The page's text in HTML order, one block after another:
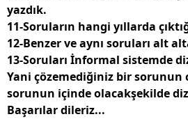
yazdık.
11-Soruların hangi yıllarda
12-Benzer ve aynı soruları alt
13-Soruları İnformal sistemde
Yani çözemediğiniz bir sorunun
sorunun içinde olacakşekilde
Başarılar dileriz...